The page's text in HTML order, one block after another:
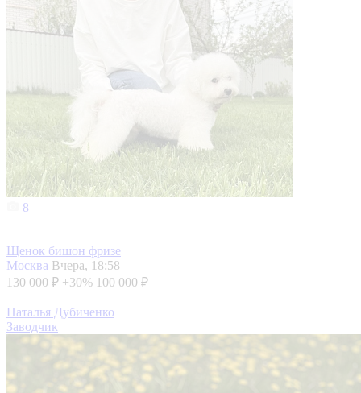
8
Щенок бишон фризе
Москва Вчера, 18:58
130 000 ₽ +30% 100 000 ₽
Наталья Дубиченко
Заводчик